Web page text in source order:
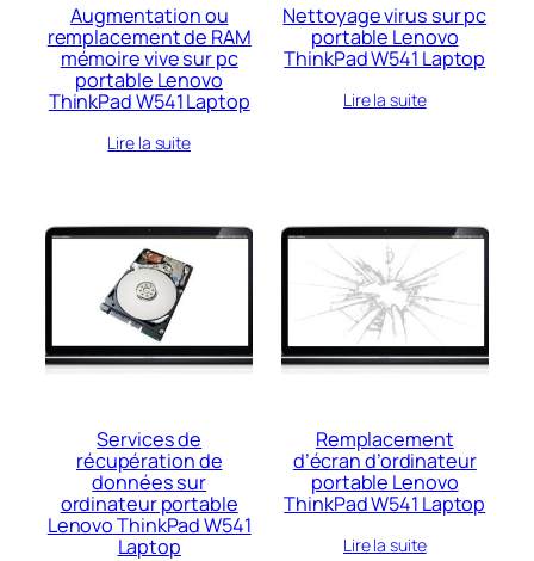
Augmentation ou
remplacement de RAM
mémoire vive sur pc
portable Lenovo
ThinkPad W541 Laptop
Lire la suite
Nettoyage virus sur pc
portable Lenovo
ThinkPad W541 Laptop
Lire la suite
Services de
récupération de
données sur
ordinateur portable
Lenovo ThinkPad W541
Laptop
Remplacement
d’écran d’ordinateur
portable Lenovo
ThinkPad W541 Laptop
Lire la suite